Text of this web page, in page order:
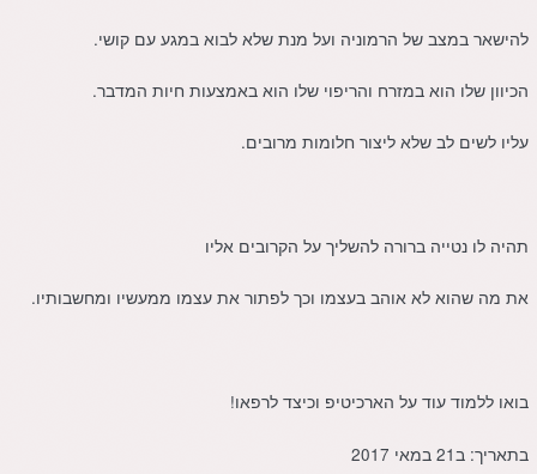
להישאר במצב של הרמוניה ועל מנת שלא לבוא במגע עם קושי.
הכיוון שלו הוא במזרח והריפוי שלו הוא באמצעות חיות המדבר.
עליו לשים לב שלא ליצור חלומות מרובים.
תהיה לו נטייה ברורה להשליך על הקרובים אליו
את מה שהוא לא אוהב בעצמו וכך לפתור את עצמו ממעשיו ומחשבותיו.
בואו ללמוד עוד על הארכיטיפ וכיצד לרפאו!
בתאריך: ב21 במאי 2017